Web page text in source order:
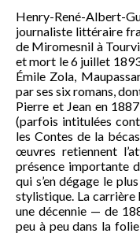
Henry-René-Albert-
journaliste littéraire
de Miromesnil à
et mort le 6 juillet
Émile Zola,
par ses six romans,
Pierre et Jean en
(parfois intitulées
les Contes de la
œuvres retiennent
présence importante
qui s’en dégage le
stylistique. La
une décennie — de
peu à peu dans la